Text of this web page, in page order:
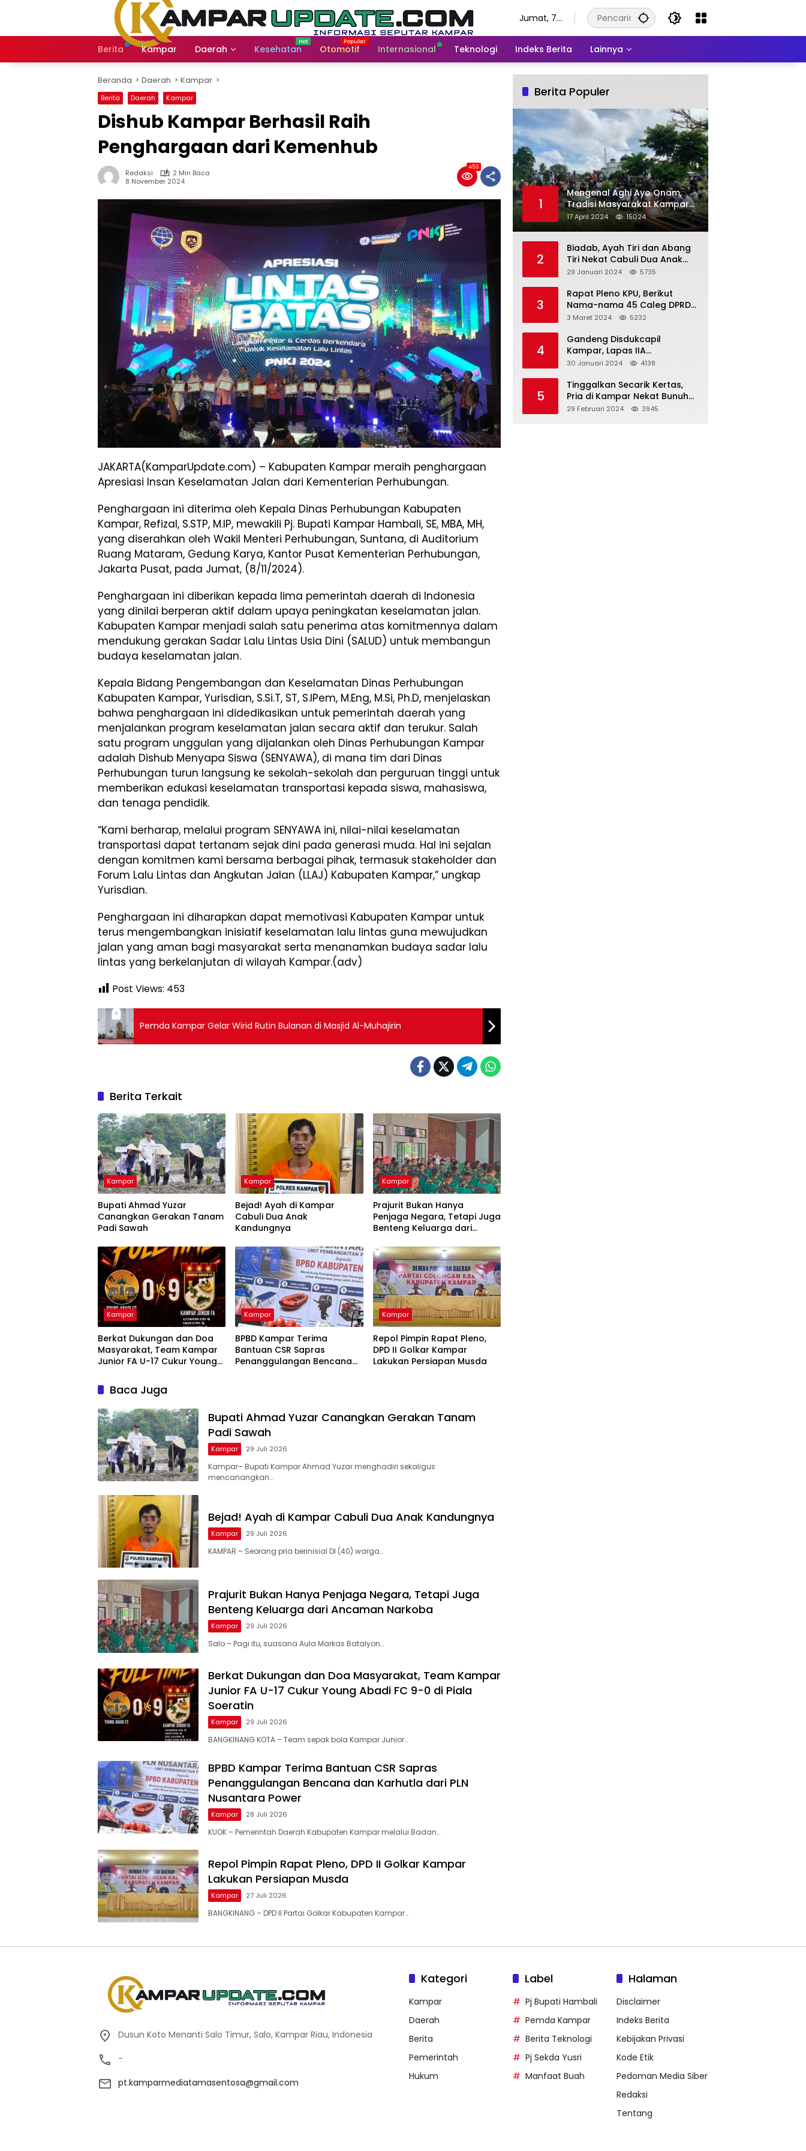
Jumat, 7
2026
Berita Kampar Daerah Kesehatan Otomotif Internasional Teknologi Indeks Berita Lainnya
Beranda Daerah Kampar
Berita Daerah Kampar
Dishub Kampar Berhasil Raih
Penghargaan dari Kemenhub
Redaksi
2 Min Baca
8 November 2024
453
JAKARTA(KamparUpdate.com) – Kabupaten Kampar meraih penghargaan
Apresiasi Insan Keselamatan Jalan dari Kementerian Perhubungan.
Penghargaan ini diterima oleh Kepala Dinas Perhubungan Kabupaten
Kampar, Refizal, S.STP, M.IP, mewakili Pj. Bupati Kampar Hambali, SE, MBA, MH,
yang diserahkan oleh Wakil Menteri Perhubungan, Suntana, di Auditorium
Ruang Mataram, Gedung Karya, Kantor Pusat Kementerian Perhubungan,
Jakarta Pusat, pada Jumat, (8/11/2024).
Penghargaan ini diberikan kepada lima pemerintah daerah di Indonesia
yang dinilai berperan aktif dalam upaya peningkatan keselamatan jalan.
Kabupaten Kampar menjadi salah satu penerima atas komitmennya dalam
mendukung gerakan Sadar Lalu Lintas Usia Dini (SALUD) untuk membangun
budaya keselamatan jalan.
Kepala Bidang Pengembangan dan Keselamatan Dinas Perhubungan
Kabupaten Kampar, Yurisdian, S.Si.T, ST, S.IPem, M.Eng, M.Si, Ph.D, menjelaskan
bahwa penghargaan ini didedikasikan untuk pemerintah daerah yang
menjalankan program keselamatan jalan secara aktif dan terukur. Salah
satu program unggulan yang dijalankan oleh Dinas Perhubungan Kampar
adalah Dishub Menyapa Siswa (SENYAWA), di mana tim dari Dinas
Perhubungan turun langsung ke sekolah-sekolah dan perguruan tinggi untuk
memberikan edukasi keselamatan transportasi kepada siswa, mahasiswa,
dan tenaga pendidik.
“Kami berharap, melalui program SENYAWA ini, nilai-nilai keselamatan
transportasi dapat tertanam sejak dini pada generasi muda. Hal ini sejalan
dengan komitmen kami bersama berbagai pihak, termasuk stakeholder dan
Forum Lalu Lintas dan Angkutan Jalan (LLAJ) Kabupaten Kampar,” ungkap
Yurisdian.
Penghargaan ini diharapkan dapat memotivasi Kabupaten Kampar untuk
terus mengembangkan inisiatif keselamatan lalu lintas guna mewujudkan
jalan yang aman bagi masyarakat serta menanamkan budaya sadar lalu
lintas yang berkelanjutan di wilayah Kampar.(adv)
Post Views: 453
Pemda Kampar Gelar Wirid Rutin Bulanan di Masjid Al-Muhajirin
Berita Terkait
Kampar
Bupati Ahmad Yuzar
Canangkan Gerakan Tanam
Padi Sawah
Kampar
Bejad! Ayah di Kampar
Cabuli Dua Anak
Kandungnya
Kampar
Prajurit Bukan Hanya
Penjaga Negara, Tetapi Juga
Benteng Keluarga dari
Kampar
Berkat Dukungan dan Doa
Masyarakat, Team Kampar
Junior FA U-17 Cukur Young
Soeratin
Kampar
BPBD Kampar Terima
Bantuan CSR Sapras
Penanggulangan Bencana
Kampar
Repol Pimpin Rapat Pleno,
DPD II Golkar Kampar
Lakukan Persiapan Musda
Baca Juga
Bupati Ahmad Yuzar Canangkan Gerakan Tanam
Padi Sawah
Kampar 29 Juli 2026
Kampar– Bupati Kampar Ahmad Yuzar menghadiri sekaligus
mencanangkan…
Bejad! Ayah di Kampar Cabuli Dua Anak Kandungnya
Kampar 29 Juli 2026
KAMPAR – Seorang pria berinisial DI (40) warga…
Prajurit Bukan Hanya Penjaga Negara, Tetapi Juga
Benteng Keluarga dari Ancaman Narkoba
Kampar 29 Juli 2026
Salo – Pagi itu, suasana Aula Markas Batalyon…
Berkat Dukungan dan Doa Masyarakat, Team Kampar
Junior FA U-17 Cukur Young Abadi FC 9-0 di Piala
Soeratin
Kampar 29 Juli 2026
BANGKINANG KOTA – Team sepak bola Kampar Junior…
BPBD Kampar Terima Bantuan CSR Sapras
Penanggulangan Bencana dan Karhutla dari PLN
Nusantara Power
Kampar 28 Juli 2026
KUOK – Pemerintah Daerah Kabupaten Kampar melalui Badan…
Repol Pimpin Rapat Pleno, DPD II Golkar Kampar
Lakukan Persiapan Musda
Kampar 27 Juli 2026
BANGKINANG – DPD II Partai Golkar Kabupaten Kampar…
Berita Populer
1
Mengenal Aghi Ayo Onam,
Tradisi Masyarakat Kampar
Setelah Hari Raya Idul Fitri
17 April 2024 15024
2
Biadab, Ayah Tiri dan Abang
Tiri Nekat Cabuli Dua Anak
Dibawah Umur
29 Januari 2024 5735
3
Rapat Pleno KPU, Berikut
Nama-nama 45 Caleg DPRD
3 Maret 2024 5232
4
Gandeng Disdukcapil
Kampar, Lapas IIA
Bangkinang Lakukan
WBP
30 Januari 2024 4138
5
Tinggalkan Secarik Kertas,
Pria di Kampar Nekat Bunuh
Diri
29 Februari 2024 3945
Dusun Koto Menanti Salo Timur, Salo, Kampar Riau, Indonesia
-
pt.kamparmediatamasentosa@gmail.com
Kategori
Kampar
Daerah
Berita
Pemerintah
Hukum
Label
Pj Bupati Hambali
Pemda Kampar
Berita Teknologi
Pj Sekda Yusri
Manfaat Buah
Halaman
Disclaimer
Indeks Berita
Kebijakan Privasi
Kode Etik
Pedoman Media Siber
Redaksi
Tentang